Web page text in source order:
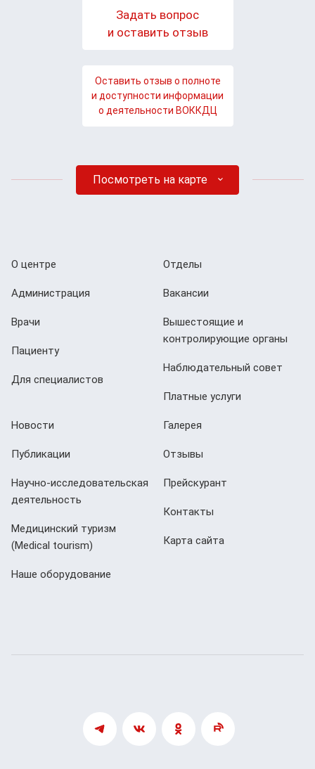
Задать вопрос
и оставить отзыв
Оставить отзыв о полноте
и доступности информации
о деятельности ВОККДЦ
Посмотреть на карте
О центре
Администрация
Врачи
Пациенту
Для специалистов
Отделы
Вакансии
Вышестоящие и
контролирующие органы
Наблюдательный совет
Платные услуги
Новости
Публикации
Научно-исследовательская
деятельность
Медицинский туризм
(Мedical tourism)
Наше оборудование
Галерея
Отзывы
Прейскурант
Контакты
Карта сайта